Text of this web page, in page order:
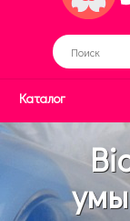
Каталог